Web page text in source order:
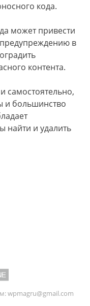
кода.
может привести
в
контента.
самостоятельно,
и большинство
найти и удалить
wpmagru@gmail.com